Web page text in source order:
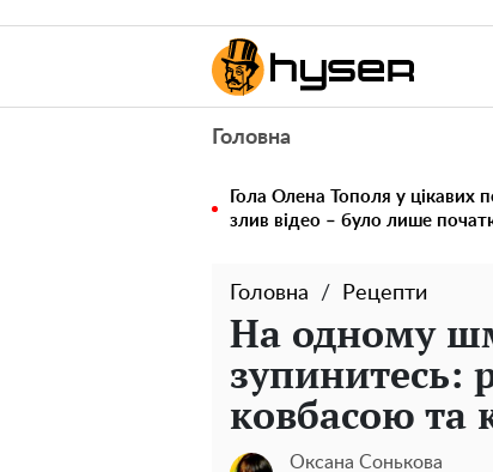
Головна
Гола Олена Тополя у цікавих
злив відео – було лише
Головна Рецепти
На одному
зупинитесь:
ковбасою та
Оксана Сонькова